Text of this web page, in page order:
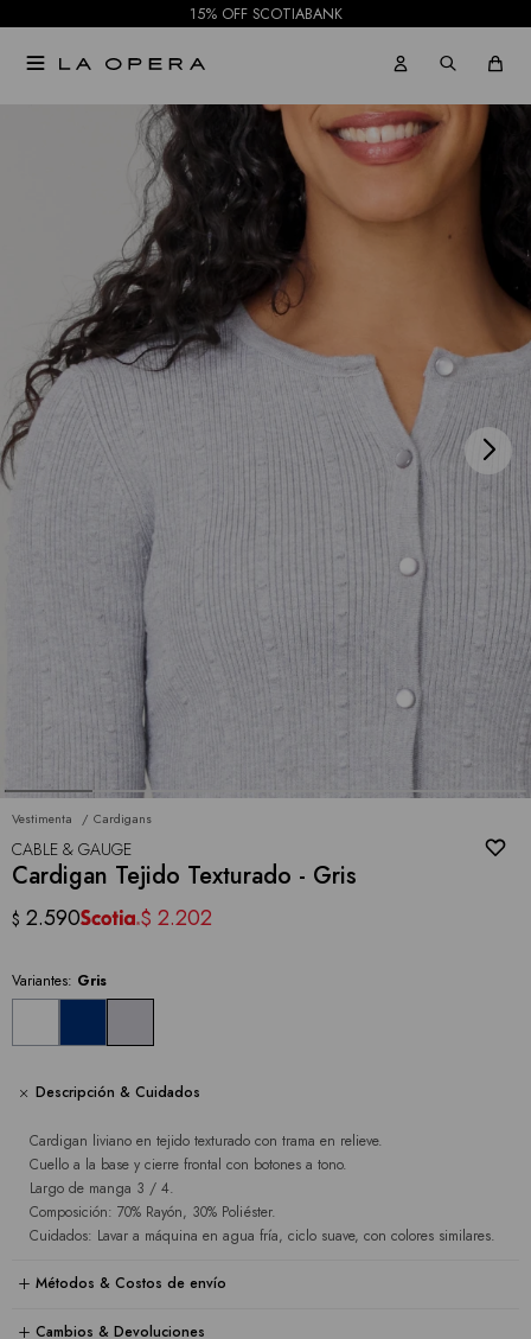
15% OFF SCOTIABANK

Vestimenta Cardigans
CABLE & GAUGE
Cardigan Tejido Texturado - Gris
$ 2.590 $ 2.202
Variantes: Gris
Descripción & Cuidados
Cardigan liviano en tejido texturado con trama en relieve.
Cuello a la base y cierre frontal con botones a tono.
Largo de manga 3 / 4.
Composición: 70% Rayón, 30% Poliéster.
Cuidados: Lavar a máquina en agua fría, ciclo suave, con colores similares.
Métodos & Costos de envío
Cambios & Devoluciones
NOTIFICARME